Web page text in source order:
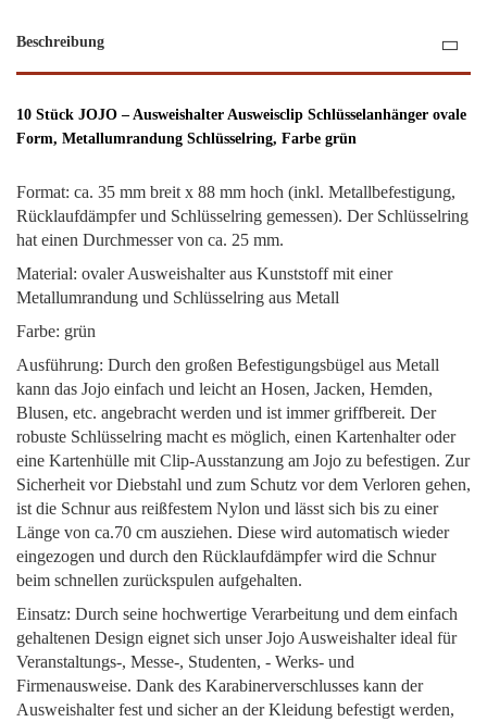
Beschreibung
10 Stück JOJO – Ausweishalter Ausweisclip Schlüsselanhänger ovale
Form, Metallumrandung Schlüsselring, Farbe grün
Format: ca. 35 mm breit x 88 mm hoch (inkl. Metallbefestigung,
Rücklaufdämpfer und Schlüsselring gemessen). Der Schlüsselring
hat einen Durchmesser von ca. 25 mm.
Material: ovaler Ausweishalter aus Kunststoff mit einer
Metallumrandung und Schlüsselring aus Metall
Farbe: grün
Ausführung: Durch den großen Befestigungsbügel aus Metall
kann das Jojo einfach und leicht an Hosen, Jacken, Hemden,
Blusen, etc. angebracht werden und ist immer griffbereit. Der
robuste Schlüsselring macht es möglich, einen Kartenhalter oder
eine Kartenhülle mit Clip-Ausstanzung am Jojo zu befestigen. Zur
Sicherheit vor Diebstahl und zum Schutz vor dem Verloren gehen,
ist die Schnur aus reißfestem Nylon und lässt sich bis zu einer
Länge von ca.70 cm ausziehen. Diese wird automatisch wieder
eingezogen und durch den Rücklaufdämpfer wird die Schnur
beim schnellen zurückspulen aufgehalten.
Einsatz: Durch seine hochwertige Verarbeitung und dem einfach
gehaltenen Design eignet sich unser Jojo Ausweishalter ideal für
Veranstaltungs-, Messe-, Studenten, - Werks- und
Firmenausweise. Dank des Karabinerverschlusses kann der
Ausweishalter fest und sicher an der Kleidung befestigt werden,